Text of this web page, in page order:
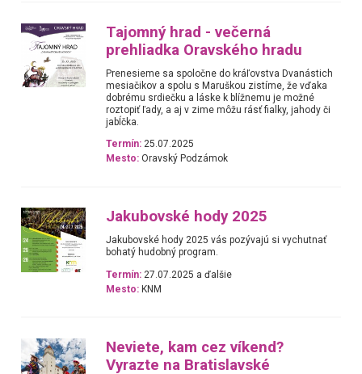
Tajomný hrad - večerná
prehliadka Oravského hradu
Prenesieme sa spoločne do kráľovstva Dvanástich
mesiačikov a spolu s Maruškou zistíme, že vďaka
dobrému srdiečku a láske k blížnemu je možné
roztopiť ľady, a aj v zime môžu rásť fialky, jahody či
jabĺčka.
Termín: 25.07.2025
Mesto: Oravský Podzámok
Jakubovské hody 2025
Jakubovské hody 2025 vás pozývajú si vychutnať
bohatý hudobný program.
Termín: 27.07.2025 a ďalšie
Mesto: KNM
Neviete, kam cez víkend?
Vyrazte na Bratislavské